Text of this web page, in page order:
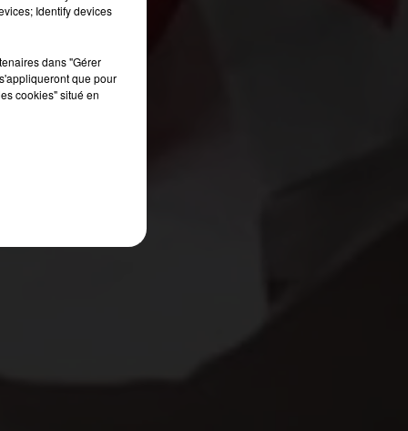
Identify devices
dans "Gérer
que pour
cookies" situé en